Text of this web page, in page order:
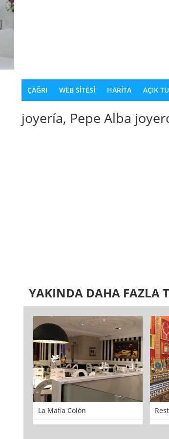
ÇAĞRI WEB SITESI HARITA AÇIK
joyería, Pepe Alba
YAKINDA DAHA FAZLA
La Mafia Colón